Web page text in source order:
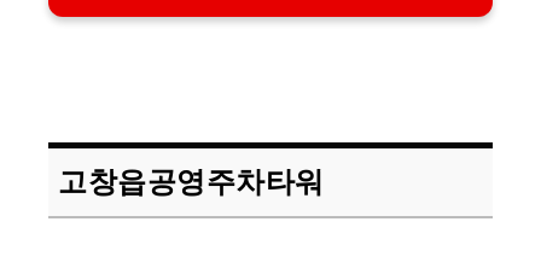
고창읍공영주차타워